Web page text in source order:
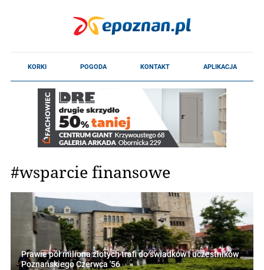
#wsparcie finansowe
Prawie pół miliona złotych trafi do świadków i uczestników
Poznańskiego Czerwca '56